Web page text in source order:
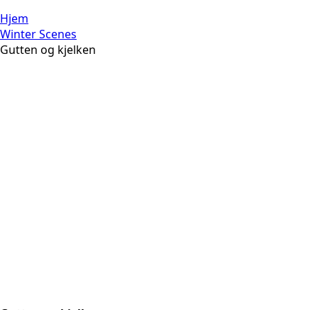
Hjem
Winter Scenes
Gutten og kjelken